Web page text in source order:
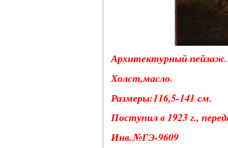
Архитектурный
Холст,масло.
Размеры:116,5-141 см.
Поступил в 1923 г.,
Инв.№ГЭ-9609